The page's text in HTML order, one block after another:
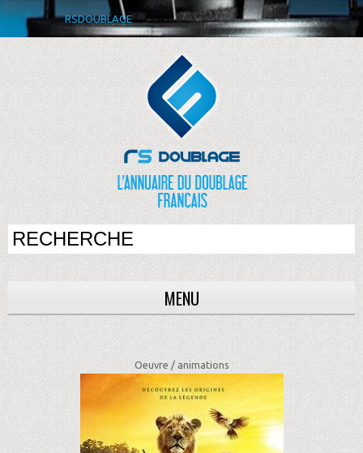
RSDOUBLAGE
MENU
Oeuvre / animations